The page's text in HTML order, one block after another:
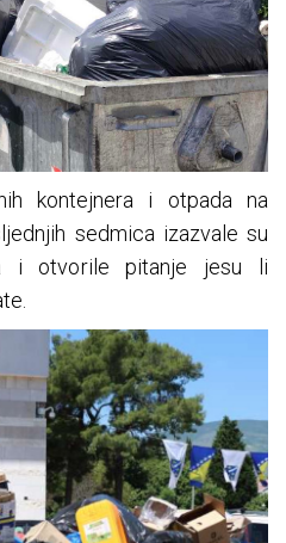
kontejnera i otpada na
sedmica izazvale su
i otvorile pitanje jesu li